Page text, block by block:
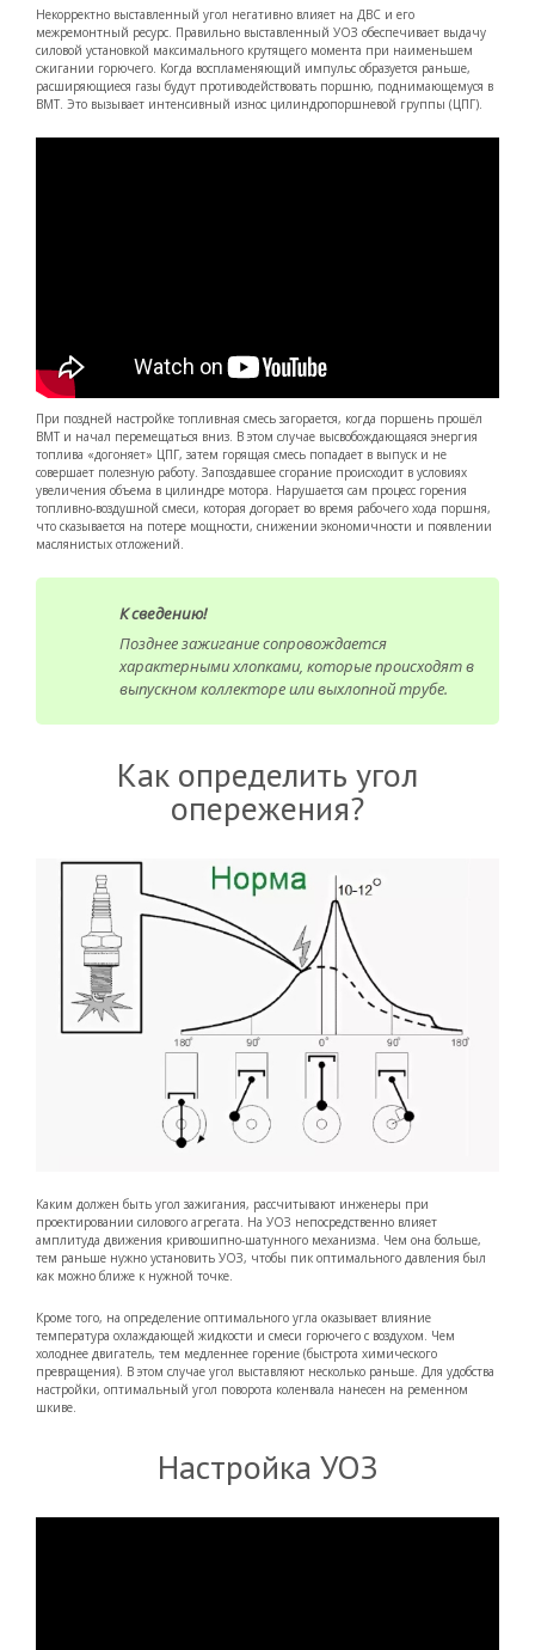
Некорректно выставленный угол негативно влияет на ДВС и его
межремонтный ресурс. Правильно выставленный УОЗ обеспечивает выдачу
силовой установкой максимального крутящего момента при наименьшем
сжигании горючего. Когда воспламеняющий импульс образуется раньше,
расширяющиеся газы будут противодействовать поршню, поднимающемуся в
ВМТ. Это вызывает интенсивный износ цилиндропоршневой группы (ЦПГ).
При поздней настройке топливная смесь загорается, когда поршень прошёл
ВМТ и начал перемещаться вниз. В этом случае высвобождающаяся энергия
топлива «догоняет» ЦПГ, затем горящая смесь попадает в выпуск и не
совершает полезную работу. Запоздавшее сгорание происходит в условиях
увеличения объема в цилиндре мотора. Нарушается сам процесс горения
топливно-воздушной смеси, которая догорает во время рабочего хода поршня,
что сказывается на потере мощности, снижении экономичности и появлении
маслянистых отложений.
К сведению!
Позднее зажигание сопровождается
характерными хлопками, которые происходят в
выпускном коллекторе или выхлопной трубе.
Как определить угол
опережения?
Каким должен быть угол зажигания, рассчитывают инженеры при
проектировании силового агрегата. На УОЗ непосредственно влияет
амплитуда движения кривошипно-шатунного механизма. Чем она больше,
тем раньше нужно установить УОЗ, чтобы пик оптимального давления был
как можно ближе к нужной точке.
Кроме того, на определение оптимального угла оказывает влияние
температура охлаждающей жидкости и смеси горючего с воздухом. Чем
холоднее двигатель, тем медленнее горение (быстрота химического
превращения). В этом случае угол выставляют несколько раньше. Для удобства
настройки, оптимальный угол поворота коленвала нанесен на ременном
шкиве.
Настройка УОЗ